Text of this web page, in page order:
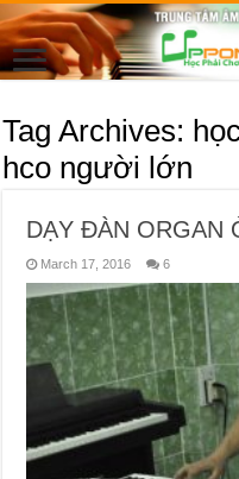
Tag Archives:
hco người lớn
DẠY ĐÀN ORGAN
March 17, 2016 6